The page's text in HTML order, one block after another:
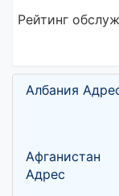
Рейтинг
Албания
Афганистан
Адрес